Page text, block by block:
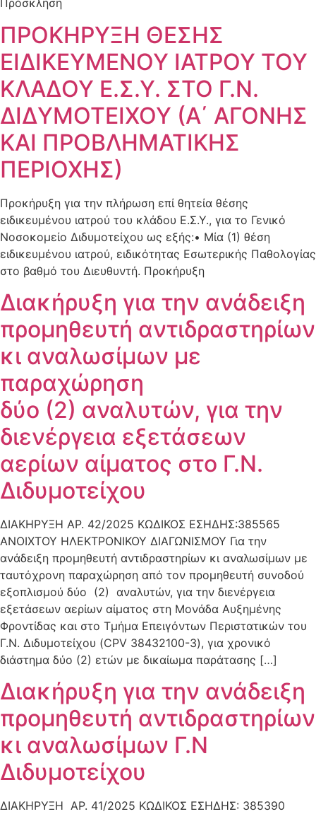
Πρόσκληση
ΠΡΟΚΗΡΥΞΗ ΘΕΣΗΣ
ΕΙΔΙΚΕΥΜΕΝΟΥ ΙΑΤΡΟΥ ΤΟΥ
ΚΛΑΔΟΥ Ε.Σ.Υ. ΣΤΟ Γ.Ν.
ΔΙΔΥΜΟΤΕΙΧΟΥ (Α΄ ΑΓΟΝΗΣ
ΚΑΙ ΠΡΟΒΛΗΜΑΤΙΚΗΣ
ΠΕΡΙΟΧΗΣ)
Προκήρυξη για την πλήρωση επί θητεία θέσης
ειδικευμένου ιατρού του κλάδου Ε.Σ.Υ., για το Γενικό
Νοσοκομείο Διδυμοτείχου ως εξής:• Μία (1) θέση
ειδικευμένου ιατρού, ειδικότητας Εσωτερικής Παθολογίας
στο βαθμό του Διευθυντή. Προκήρυξη
Διακήρυξη για την ανάδειξη
προμηθευτή αντιδραστηρίων
κι αναλωσίμων με
παραχώρηση
δύο (2) αναλυτών, για την
διενέργεια εξετάσεων
αερίων αίματος στο Γ.Ν.
Διδυμοτείχου
ΔΙΑΚΗΡΥΞΗ ΑΡ. 42/2025 ΚΩΔΙΚΟΣ ΕΣΗΔΗΣ:385565
ΑΝΟΙΧΤΟΥ ΗΛΕΚΤΡΟΝΙΚΟΥ ΔΙΑΓΩΝΙΣΜΟΥ Για την
ανάδειξη προμηθευτή αντιδραστηρίων κι αναλωσίμων με
ταυτόχρονη παραχώρηση από τον προμηθευτή συνοδού
εξοπλισμού δύο (2) αναλυτών, για την διενέργεια
εξετάσεων αερίων αίματος στη Μονάδα Αυξημένης
Φροντίδας και στο Τμήμα Επειγόντων Περιστατικών του
Γ.Ν. Διδυμοτείχου (CPV 38432100-3), για χρονικό
διάστημα δύο (2) ετών με δικαίωμα παράτασης […]
Διακήρυξη για την ανάδειξη
προμηθευτή αντιδραστηρίων
κι αναλωσίμων Γ.Ν
Διδυμοτείχου
ΔΙΑΚΗΡΥΞΗ ΑΡ. 41/2025 ΚΩΔΙΚΟΣ ΕΣΗΔΗΣ: 385390